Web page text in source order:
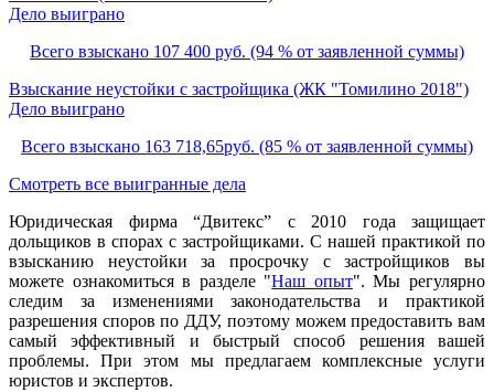
Дело выиграно
Всего взыскано 107 400 руб. (94 % от заявленной суммы)
Взыскание неустойки с застройщика (ЖК "Томилино 2018")
Дело выиграно
Всего взыскано 163 718,65руб. (85 % от заявленной суммы)
Смотреть все выигранные дела
Юридическая фирма “Двитекс” с 2010 года защищает
дольщиков в спорах с застройщиками. С нашей практикой по
взысканию неустойки за просрочку с застройщиков вы
можете ознакомиться в разделе "Наш опыт". Мы регулярно
следим за изменениями законодательства и практикой
разрешения споров по ДДУ, поэтому можем предоставить вам
самый эффективный и быстрый способ решения вашей
проблемы. При этом мы предлагаем комплексные услуги
юристов и экспертов.